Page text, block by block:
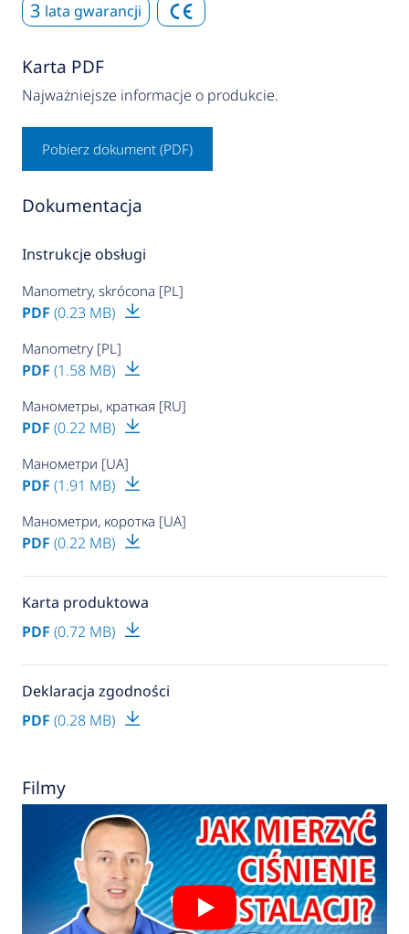
3 lata gwarancji
Karta PDF
Najważniejsze informacje o produkcie.
Pobierz dokument (PDF)
Dokumentacja
Instrukcje obsługi
Manometry, skrócona [PL]
PDF (0.23 MB)
Manometry [PL]
PDF (1.58 MB)
Манометры, краткая [RU]
PDF (0.22 MB)
Манометри [UA]
PDF (1.91 MB)
Манометри, коротка [UA]
PDF (0.22 MB)
Karta produktowa
PDF (0.72 MB)
Deklaracja zgodności
PDF (0.28 MB)
Filmy